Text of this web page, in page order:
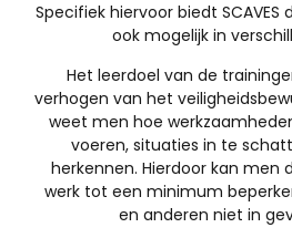
Specifiek hiervoor biedt SCAVES
ook mogelijk in
Het leerdoel van de
verhogen van het
weet men hoe
voeren, situaties in te
herkennen. Hierdoor kan men
werk tot een minimum
en anderen niet in